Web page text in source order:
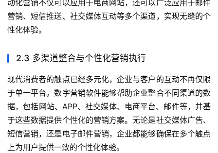
动化营销不仅可以应用于电商网站，还可以广泛应用于邮件
营销、短信推送、社交媒体互动等多个渠道，实现无缝的个
性化体验。
2.3 多渠道整合与个性化营销执行
现代消费者的触点已经多元化，企业与客户的互动不再仅限
于单一平台。数字营销软件能够帮助企业整合不同渠道的数
据，包括网站、APP、社交媒体、电商平台、邮件等，并基
于这些数据提供个性化的营销方案。无论是社交媒体广告、
短信营销，还是电子邮件营销，企业都能够确保在多个触点
上为用户提供一致的个性化体验。